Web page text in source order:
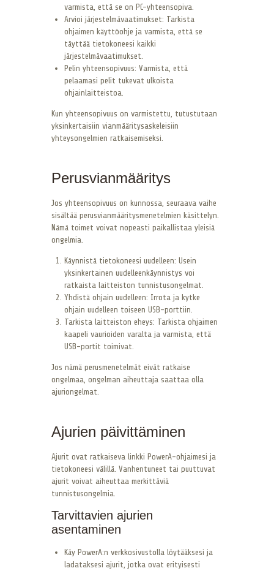
varmista, että se on PC-yhteensopiva.
Arvioi järjestelmävaatimukset: Tarkista
ohjaimen käyttöohje ja varmista, että se
täyttää tietokoneesi kaikki
järjestelmävaatimukset.
Pelin yhteensopivuus: Varmista, että
pelaamasi pelit tukevat ulkoista
ohjainlaitteistoa.
Kun yhteensopivuus on varmistettu, tutustutaan
yksinkertaisiin vianmääritysaskeleisiin
yhteysongelmien ratkaisemiseksi.
Perusvianmääritys
Jos yhteensopivuus on kunnossa, seuraava vaihe
sisältää perusvianmääritysmenetelmien käsittelyn.
Nämä toimet voivat nopeasti paikallistaa yleisiä
ongelmia.
Käynnistä tietokoneesi uudelleen: Usein
yksinkertainen uudelleenkäynnistys voi
ratkaista laitteiston tunnistusongelmat.
Yhdistä ohjain uudelleen: Irrota ja kytke
ohjain uudelleen toiseen USB-porttiin.
Tarkista laitteiston eheys: Tarkista ohjaimen
kaapeli vaurioiden varalta ja varmista, että
USB-portit toimivat.
Jos nämä perusmenetelmät eivät ratkaise
ongelmaa, ongelman aiheuttaja saattaa olla
ajuriongelmat.
Ajurien päivittäminen
Ajurit ovat ratkaiseva linkki PowerA-ohjaimesi ja
tietokoneesi välillä. Vanhentuneet tai puuttuvat
ajurit voivat aiheuttaa merkittäviä
tunnistusongelmia.
Tarvittavien ajurien
asentaminen
Käy PowerA:n verkkosivustolla löytääksesi ja
ladataksesi ajurit, jotka ovat erityisesti